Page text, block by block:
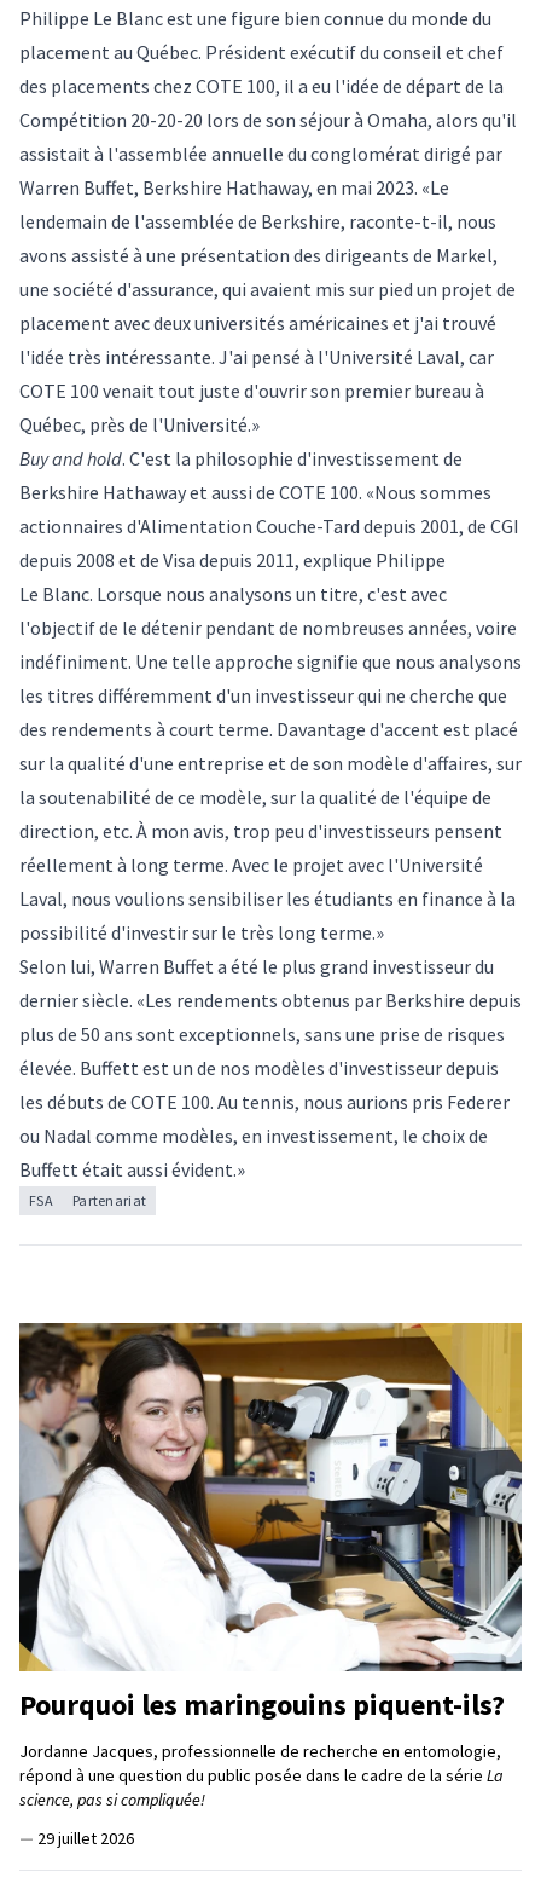
Philippe Le Blanc est une figure bien connue du monde du
placement au Québec. Président exécutif du conseil et chef
des placements chez COTE 100, il a eu l'idée de départ de la
Compétition 20-20-20 lors de son séjour à Omaha, alors qu'il
assistait à l'assemblée annuelle du conglomérat dirigé par
Warren Buffet, Berkshire Hathaway, en mai 2023. «Le
lendemain de l'assemblée de Berkshire, raconte-t-il, nous
avons assisté à une présentation des dirigeants de Markel,
une société d'assurance, qui avaient mis sur pied un projet de
placement avec deux universités américaines et j'ai trouvé
l'idée très intéressante. J'ai pensé à l'Université Laval, car
COTE 100 venait tout juste d'ouvrir son premier bureau à
Québec, près de l'Université.»
Buy and hold. C'est la philosophie d'investissement de
Berkshire Hathaway et aussi de COTE 100. «Nous sommes
actionnaires d'Alimentation Couche-Tard depuis 2001, de CGI
depuis 2008 et de Visa depuis 2011, explique Philippe
Le Blanc. Lorsque nous analysons un titre, c'est avec
l'objectif de le détenir pendant de nombreuses années, voire
indéfiniment. Une telle approche signifie que nous analysons
les titres différemment d'un investisseur qui ne cherche que
des rendements à court terme. Davantage d'accent est placé
sur la qualité d'une entreprise et de son modèle d'affaires, sur
la soutenabilité de ce modèle, sur la qualité de l'équipe de
direction, etc. À mon avis, trop peu d'investisseurs pensent
réellement à long terme. Avec le projet avec l'Université
Laval, nous voulions sensibiliser les étudiants en finance à la
possibilité d'investir sur le très long terme.»
Selon lui, Warren Buffet a été le plus grand investisseur du
dernier siècle. «Les rendements obtenus par Berkshire depuis
plus de 50 ans sont exceptionnels, sans une prise de risques
élevée. Buffett est un de nos modèles d'investisseur depuis
les débuts de COTE 100. Au tennis, nous aurions pris Federer
ou Nadal comme modèles, en investissement, le choix de
Buffett était aussi évident.»
FSA Partenariat
Pourquoi les maringouins piquent-ils?
Jordanne Jacques, professionnelle de recherche en entomologie,
répond à une question du public posée dans le cadre de la série La
science, pas si compliquée!
— 29 juillet 2026